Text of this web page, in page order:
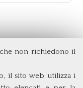
non richiedono il
il sito web utilizza i
Tor Vergata